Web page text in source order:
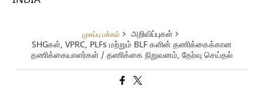
முகப்பு பக்கம்
அறிவிப்புகள்
SHGகள், VPRC, PLFs மற்றும் BLF களின் தணிக்கைக்கான
தணிக்கையாளர்கள் / தணிக்கை நிறுவனம், தேர்வு செய்தல்